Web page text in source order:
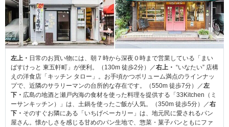
左上・ 日常のお買い物には、朝７時から深夜０時まで営業している「まい
ばすけっと 東五軒町」が便利。（130m 徒歩2分）／右上・ “いなたい” 店構
えの洋食店「キッチン タロー」。お手頃かつボリューム満点のラインナッ
プで、近隣のサラリーマンの台所的な存在です。（550m 徒歩7分）／左
下・ 広島の地酒と瀬戸内海の食材を使った料理を提供する「33Kitchen（ミ
ーサンキッチン）」は、土鍋を使ったご飯が人気。（350m 徒歩5分）／右
下・ そのすぐお隣にある「いちげベーカリー」は、地元民に愛されるパン
屋さん。懐かしさを感じる甘めのパン生地で、惣菜・菓子パンともにファ